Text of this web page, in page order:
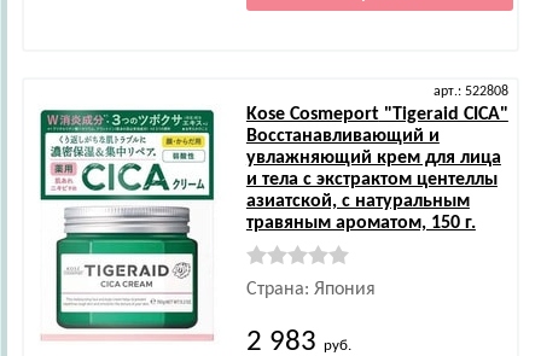
арт.: 522808
Kose Cosmeport"Tigeraid CICA"
Восстанавливающий и
увлажняющий крем для лица
и тела с экстрактом центеллы
азиатской, с натуральным
травяным ароматом, 150 г.
Страна: Япония
2 983 руб.